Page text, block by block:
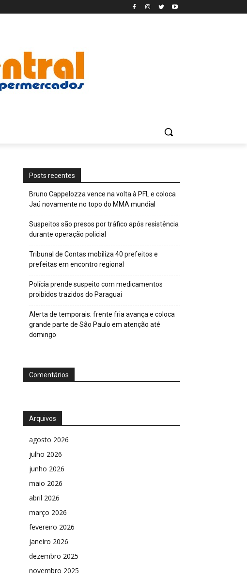
Posts recentes
Bruno Cappelozza vence na volta à PFL e coloca
Jaú novamente no topo do MMA mundial
Suspeitos são presos por tráfico após resistência
durante operação policial
Tribunal de Contas mobiliza 40 prefeitos e
prefeitas em encontro regional
Polícia prende suspeito com medicamentos
proibidos trazidos do Paraguai
Alerta de temporais: frente fria avança e coloca
grande parte de São Paulo em atenção até
domingo
Comentários
Arquivos
agosto 2026
julho 2026
junho 2026
maio 2026
abril 2026
março 2026
fevereiro 2026
janeiro 2026
dezembro 2025
novembro 2025